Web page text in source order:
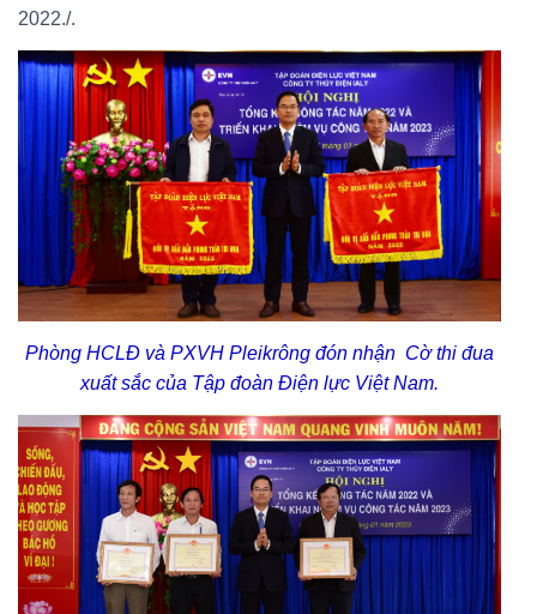
2022./.
Phòng HCLĐ và PXVH Pleikrông đón nhận Cờ thi đua
xuất sắc của Tập đoàn Điện lực Việt Nam.